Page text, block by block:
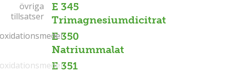
E 345
Trimagnesiumdicitrat
övriga
tillsatser
övriga
tillsatser
E 350
Natriummalat
E 351